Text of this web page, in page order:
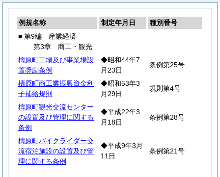
例規名称 制定年月日
種別番号
■ 第9編 産業経済
第3章 商工・観光
檮原町工場及び事業場設
置奨励条例
◆昭和44年7
月23日
条例第25号
檮原町商工業振興資金利
子補給規則
◆昭和53年3
月29日
規則第4号
檮原町観光交流センター
の設置及び管理に関する
条例
◆平成22年3
月18日
条例第28号
檮原町バイクライダー交
流宿泊施設の設置及び管
理に関する条例
◆平成9年3月
11日
条例第21号